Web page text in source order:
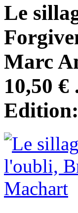
Le
Marc
10,50
Edition: